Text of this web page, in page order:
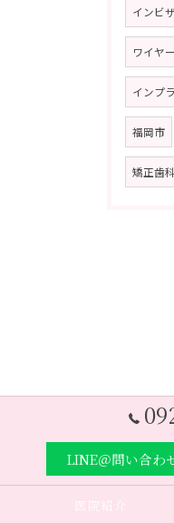
インビ
ワイヤ
インプ
福岡市
矯正歯科
LINE＠問い合わ
医院紹介